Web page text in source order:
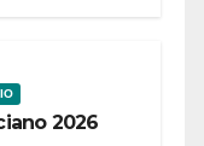
2026